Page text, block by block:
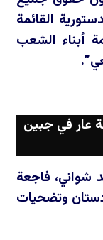
القائمة
أبناء الشعب
عار في جبين
شواني، فاجعة
وتضحيات